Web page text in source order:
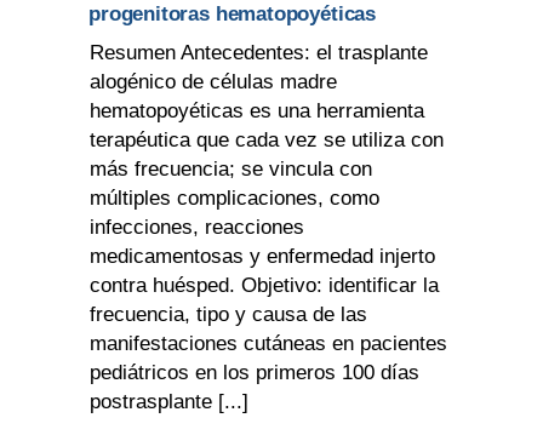
progenitoras hematopoyéticas
Resumen Antecedentes: el trasplante
alogénico de células madre
hematopoyéticas es una herramienta
terapéutica que cada vez se utiliza con
más frecuencia; se vincula con
múltiples complicaciones, como
infecciones, reacciones
medicamentosas y enfermedad injerto
contra huésped. Objetivo: identificar la
frecuencia, tipo y causa de las
manifestaciones cutáneas en pacientes
pediátricos en los primeros 100 días
postrasplante [...]